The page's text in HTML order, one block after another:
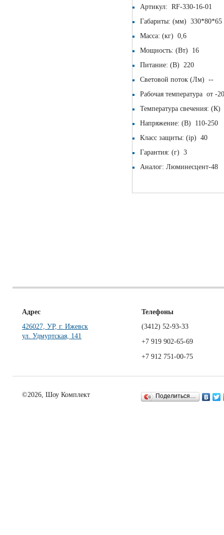
Артикул: RF-330-16-01
Габариты: (мм) 330*80*65
Масса: (кг) 0,6
Мощность: (Вт) 16
Питание: (В) 220
Световой поток (Лм) --
Рабочая температура от -
Температура свечения:
Напряжение: (В) 110-250
Класс защиты: (ip) 40
Гарантия: (г) 3
Аналог: Люминесцент-48
Адрес
426027, УР, г. Ижевск
ул. Удмуртская, 141
Телефоны
(3412) 52-93-33
+7 919 902-65-69
+7 912 751-00-75
©2026, Шоу Комплект Поделиться…